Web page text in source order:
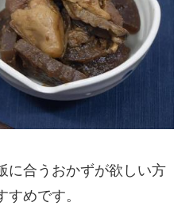
に合うおかずが欲しい方
めです。